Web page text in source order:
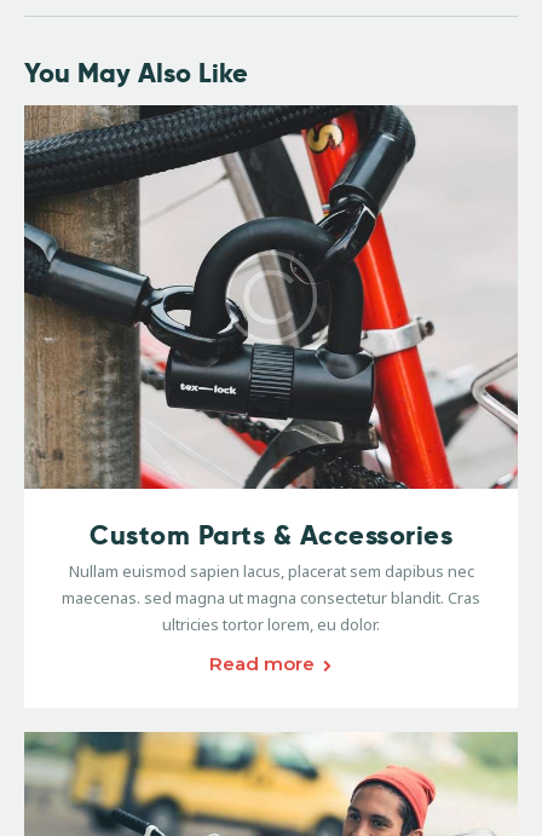
You May Also Like
Custom Parts & Accessories
Nullam euismod sapien lacus, placerat sem dapibus nec
maecenas. sed magna ut magna consectetur blandit. Cras
ultricies tortor lorem, eu dolor.
Read more